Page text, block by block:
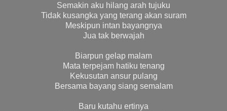
Semakin aku hilang arah tujuku
Tidak kusangka yang terang akan suram
Meskipun intan bayangnya
Jua tak berwajah
Biarpun gelap malam
Mata terpejam hatiku tenang
Kekusutan ansur pulang
Bersama bayang siang semalam
Baru kutahu ertinya